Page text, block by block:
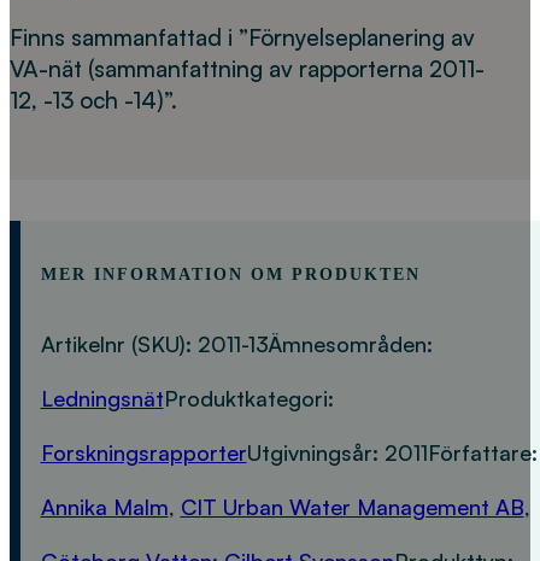
Finns sammanfattad i ”Förnyelseplanering av
VA-nät (sammanfattning av rapporterna 2011-
12, -13 och -14)”.
MER INFORMATION OM PRODUKTEN
Artikelnr (SKU): 2011-13Ämnesområden:
LedningsnätProduktkategori:
ForskningsrapporterUtgivningsår: 2011Författare:
Annika Malm, CIT Urban Water Management AB,